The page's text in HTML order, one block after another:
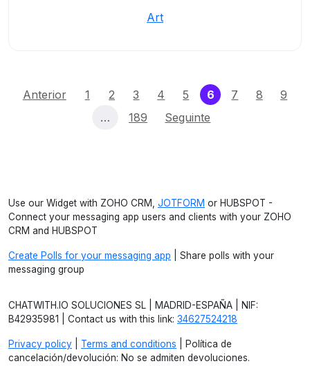
Art
Anterior 1 2 3 4 5 6(current)
7 8
9
…
189 Seguinte
Use our Widget with ZOHO CRM, JOTFORM or HUBSPOT -
Connect your messaging app users and clients with your ZOHO
CRM and HUBSPOT
Create Polls for your messaging app | Share polls with your
messaging group
CHATWITH.IO SOLUCIONES SL | MADRID-ESPAÑA | NIF:
B42935981 | Contact us with this link: 34627524218
Privacy policy Terms and conditions | Política de
cancelación/devolución: No se admiten devoluciones.